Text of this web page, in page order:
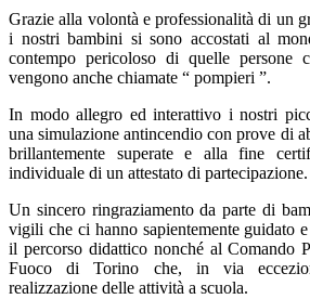
Grazie alla volontà e professionalità di un
i nostri bambini si sono accostati al
contempo pericoloso di quelle persone
vengono anche chiamate “ pompieri ”.
In modo allegro ed interattivo i nostri
una simulazione antincendio con prove di
brillantemente superate e alla fine
individuale di un attestato di partecipazione.
Un sincero ringraziamento da parte di
vigili che ci hanno sapientemente guidato
il percorso didattico nonché al Comando
Fuoco di Torino che, in via
realizzazione delle attività a scuola.